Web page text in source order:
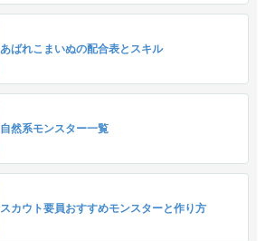
あばれこまいぬの配合表とスキル
自然系モンスター一覧
スカウト要員おすすめモンスターと作り方